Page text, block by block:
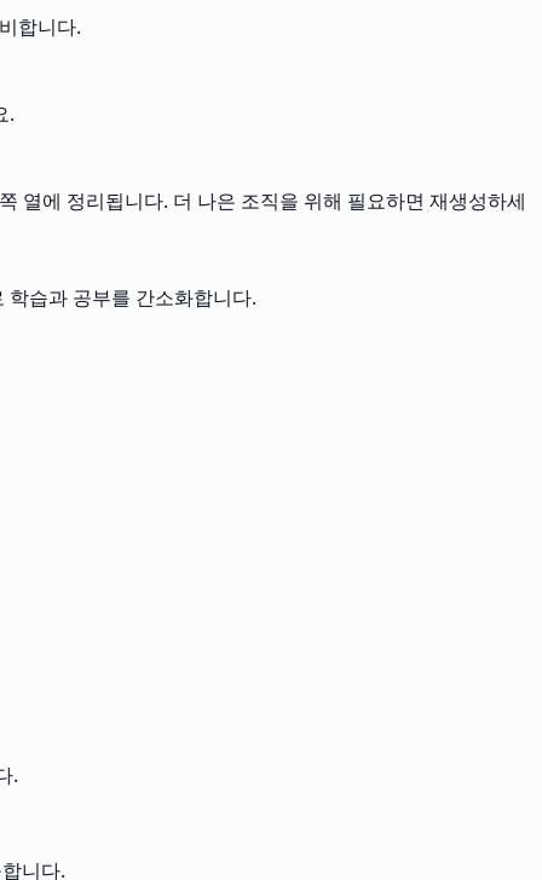
합니다.
.
열에 정리됩니다. 더 나은 조직을 위해 필요하면 재생성하세
습과 공부를 간소화합니다.
.
니다.